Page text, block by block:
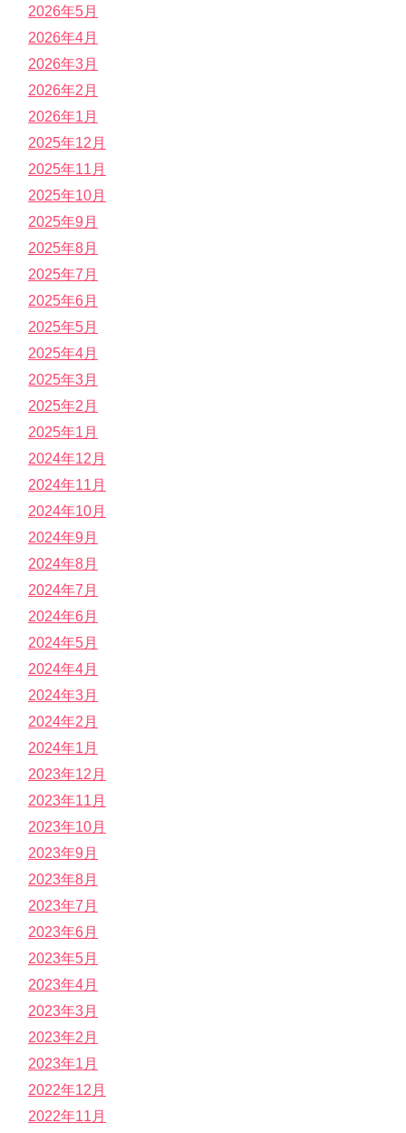
2026年5月
2026年4月
2026年3月
2026年2月
2026年1月
2025年12月
2025年11月
2025年10月
2025年9月
2025年8月
2025年7月
2025年6月
2025年5月
2025年4月
2025年3月
2025年2月
2025年1月
2024年12月
2024年11月
2024年10月
2024年9月
2024年8月
2024年7月
2024年6月
2024年5月
2024年4月
2024年3月
2024年2月
2024年1月
2023年12月
2023年11月
2023年10月
2023年9月
2023年8月
2023年7月
2023年6月
2023年5月
2023年4月
2023年3月
2023年2月
2023年1月
2022年12月
2022年11月